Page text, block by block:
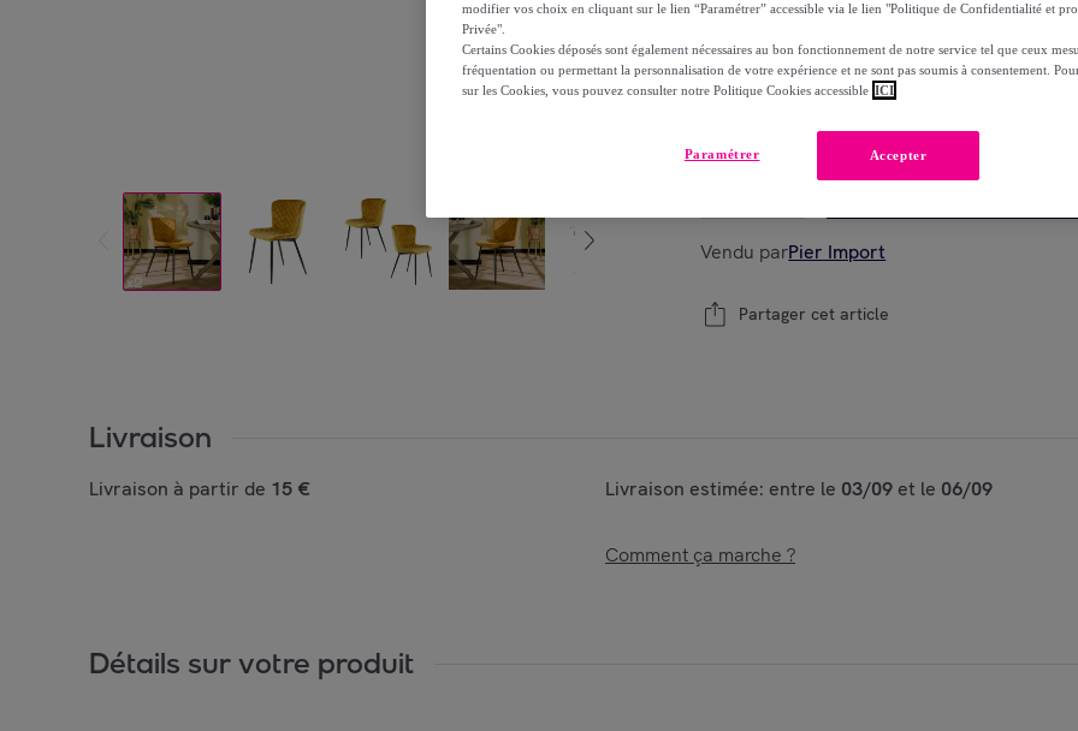
Reprise possible de votre ancien produit,
Chaise en velours piqué moutarde
Vendu parPier Import
Partager cet article
Livraison
Livraison à partir de 15 € Livraison estimée: entre le 03/09 et le 06/09
Comment ça marche ?
Détails sur votre produit
modifier vos choix en cliquant sur le lien “Paramétrer” accessible via le lien "Politique de Confidentialité et
Privée".
Certains Cookies déposés sont également nécessaires au bon fonctionnement de notre service tel que ceux
fréquentation ou permettant la personnalisation de votre expérience et ne sont pas soumis à consentement.
sur les Cookies, vous pouvez consulter notre Politique Cookies accessible ICI
Accepter
Paramétrer